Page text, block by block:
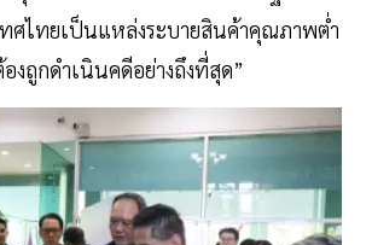
ศไทยเป็นแหล่งระบายสินค้าคุณภาพต่ำ
งถูกดำเนินคดีอย่างถึงที่สุด”